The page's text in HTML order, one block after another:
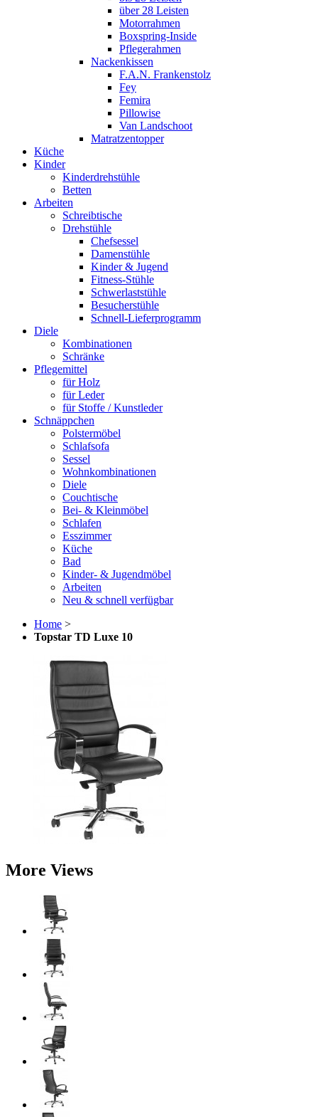
über 28 Leisten
Motorrahmen
Boxspring-Inside
Pflegerahmen
Nackenkissen
F.A.N. Frankenstolz
Fey
Femira
Pillowise
Van Landschoot
Matratzentopper
Küche
Kinder
Kinderdrehstühle
Betten
Arbeiten
Schreibtische
Drehstühle
Chefsessel
Damenstühle
Kinder & Jugend
Fitness-Stühle
Schwerlaststühle
Besucherstühle
Schnell-Lieferprogramm
Diele
Kombinationen
Schränke
Pflegemittel
für Holz
für Leder
für Stoffe / Kunstleder
Schnäppchen
Polstermöbel
Schlafsofa
Sessel
Wohnkombinationen
Diele
Couchtische
Bei- & Kleinmöbel
Schlafen
Esszimmer
Küche
Bad
Kinder- & Jugendmöbel
Arbeiten
Neu & schnell verfügbar
Home >
Topstar TD Luxe 10
More Views